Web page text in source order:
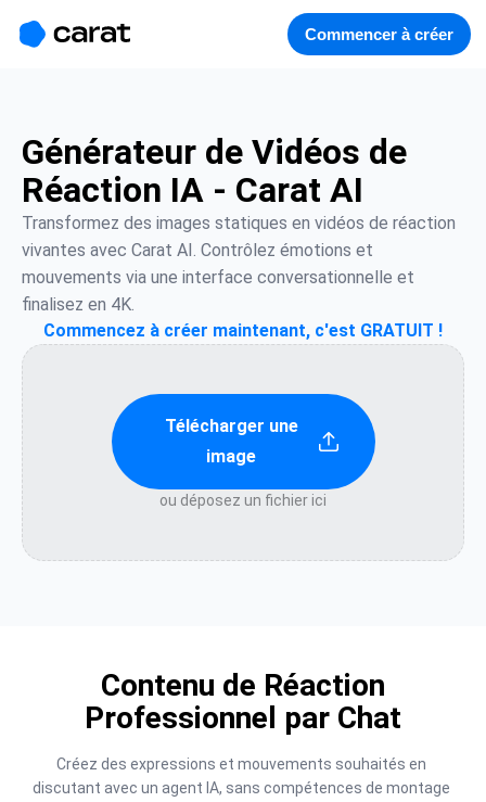
소개
Commencer à créer
Générateur de Vidéos de
Réaction IA - Carat AI
Transformez des images statiques en vidéos de réaction
vivantes avec Carat AI. Contrôlez émotions et
mouvements via une interface conversationnelle et
finalisez en 4K.
Commencez à créer maintenant, c'est GRATUIT !
Télécharger une
image
ou déposez un fichier ici
Contenu de Réaction
Professionnel par Chat
Créez des expressions et mouvements souhaités en
discutant avec un agent IA, sans compétences de montage